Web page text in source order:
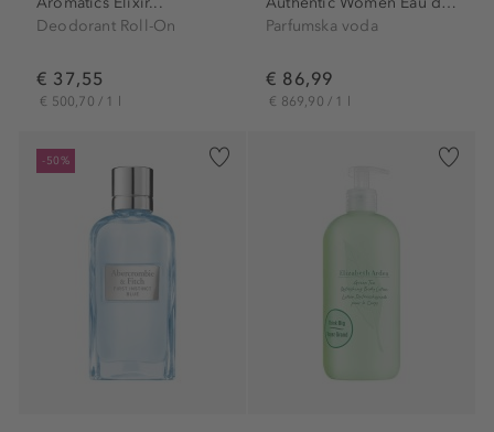
Deodorant Roll-On
€ 37,55
€ 500,70 / 1 l
Parfumska voda
€ 86,99
€ 869,90 / 1 l
-50%